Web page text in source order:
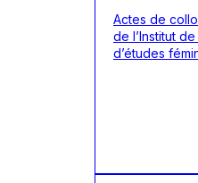
Actes de
de l’Institut
d’études